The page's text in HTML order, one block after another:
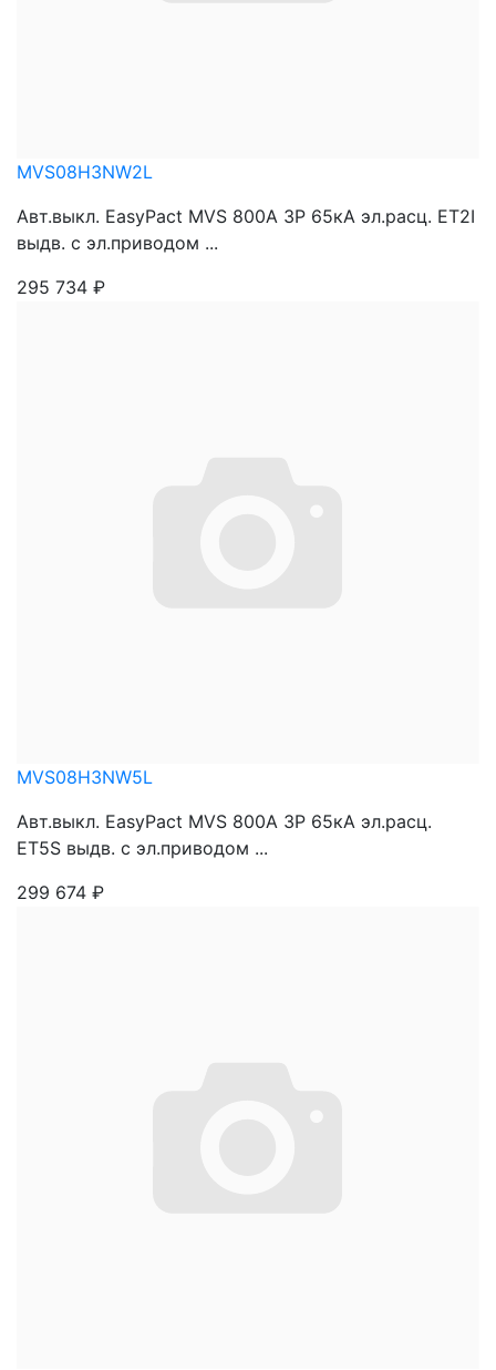
MVS08H3NW2L
Авт.выкл. EasyPact MVS 800A 3P 65кА эл.расц. ET2I
выдв. с эл.приводом ...
295 734 ₽
MVS08H3NW5L
Авт.выкл. EasyPact MVS 800A 3P 65кА эл.расц.
ET5S выдв. с эл.приводом ...
299 674 ₽